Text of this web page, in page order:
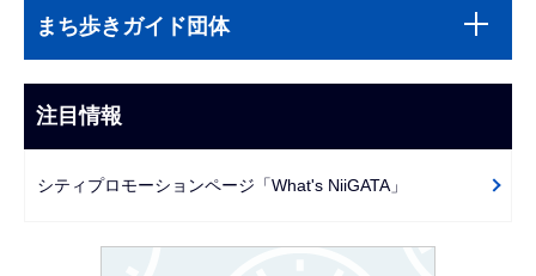
文
こ
ま
で
ブ
ビ
ー
まち歩きガイド団体
注目情報
シティプロモーションページ「What's NiiGATA」